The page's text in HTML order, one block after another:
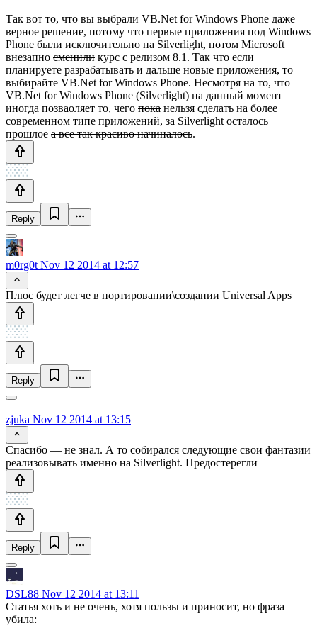
Так вот то, что вы выбрали VB.Net for Windows Phone даже
верное решение, потому что первые приложения под Windows
Phone были исключительно на Silverlight, потом Microsoft
внезапно сменили курс с релизом 8.1. Так что если
планируете разрабатывать и дальше новые приложения, то
выбирайте VB.Net for Windows Phone. Несмотря на то, что
VB.Net for Windows Phone (Silverlight) на данный момент
иногда позваоляет то, чего пока нельзя сделать на более
современном типе приложений, за Silverlight осталось
прошлое а все так красиво начиналось.
Reply
m0rg0t Nov 12 2014 at 12:57
Плюс будет легче в портировании\создании Universal Apps
Reply
zjuka Nov 12 2014 at 13:15
Спасибо — не знал. А то собирался следующие свои фантазии
реализовывать именно на Silverlight. Предостерегли
Reply
DSL88 Nov 12 2014 at 13:11
Статья хоть и не очень, хотя пользы и приносит, но фраза
убила: